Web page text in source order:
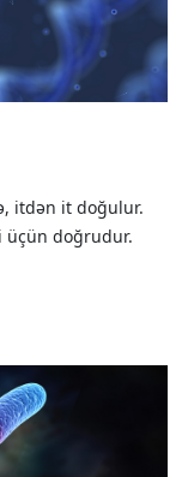
itdən it doğulur.
üçün doğrudur.